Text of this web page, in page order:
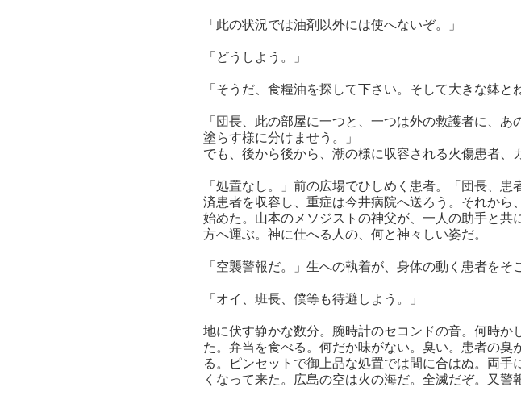
「此の状況では油剤以外には使へないぞ。」
「どうしよう。」
「そうだ、食糧油を探して下さい。そして大きな鉢と
「団長、此の部屋に一つと、一つは外の救護者に、
塗らす様に分けませう。」
でも、後から後から、潮の様に収容される火傷患者、
「処置なし。」前の広場でひしめく患者。「団長、
済患者を収容し、重症は今井病院へ送ろう。それか
始めた。山本のメソジストの神父が、一人の助手と
方へ運ぶ。神に仕へる人の、何と神々しい姿だ。
「空襲警報だ。」生への執着が、身体の動く患者を
「オイ、班長、僕等も待避しよう。」
地に伏す静かな数分。腕時計のセコンドの音。何時
た。弁当を食べる。何だか味がない。臭い。患者の
る。ピンセットで御上品な処置では間に合はぬ。両
くなって来た。広島の空は火の海だ。全滅だぞ。又警